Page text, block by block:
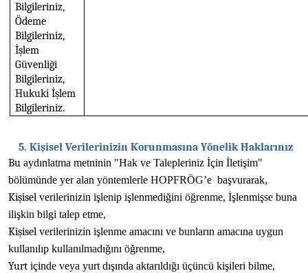
Bilgileriniz,
Ödeme
Bilgileriniz,
İşlem
Güvenliği
Bilgileriniz,
Hukuki İşlem
Bilgileriniz.
5. Kişisel Verilerinizin Korunmasına Yönelik Haklarınız
Bu aydınlatma metninin "Hak ve Talepleriniz İçin İletişim"
bölümünde yer alan yöntemlerle HOPFRÖG’e başvurarak,
Kişisel verilerinizin işlenip işlenmediğini öğrenme, İşlenmişse buna
ilişkin bilgi talep etme,
Kişisel verilerinizin işlenme amacını ve bunların amacına uygun
kullanılıp kullanılmadığını öğrenme,
Yurt içinde veya yurt dışında aktarıldığı üçüncü kişileri bilme,